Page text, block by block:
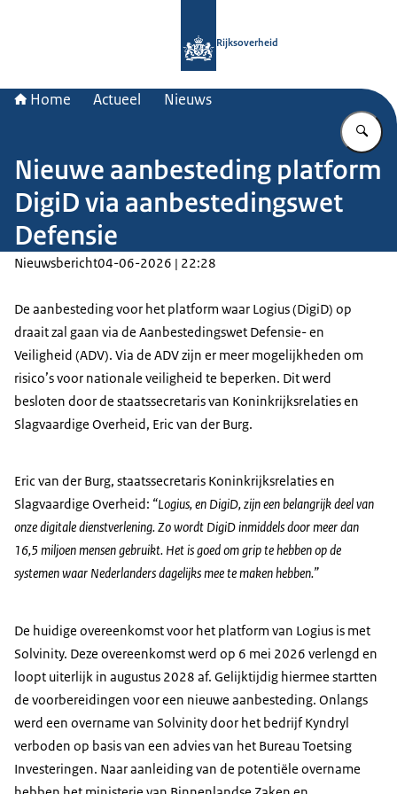
Rijksoverheid
Home Actueel Nieuws
Nieuwe aanbesteding platform
DigiD via aanbestedingswet
Defensie
Nieuwsbericht04-06-2026 | 22:28
De aanbesteding voor het platform waar Logius (DigiD) op
draait zal gaan via de Aanbestedingswet Defensie- en
Veiligheid (ADV). Via de ADV zijn er meer mogelijkheden om
risico’s voor nationale veiligheid te beperken. Dit werd
besloten door de staatssecretaris van Koninkrijksrelaties en
Slagvaardige Overheid, Eric van der Burg.
Eric van der Burg, staatssecretaris Koninkrijksrelaties en
Slagvaardige Overheid: “Logius, en DigiD, zijn een belangrijk deel van
onze digitale dienstverlening. Zo wordt DigiD inmiddels door meer dan
16,5 miljoen mensen gebruikt. Het is goed om grip te hebben op de
systemen waar Nederlanders dagelijks mee te maken hebben.”
De huidige overeenkomst voor het platform van Logius is met
Solvinity. Deze overeenkomst werd op 6 mei 2026 verlengd en
loopt uiterlijk in augustus 2028 af. Gelijktijdig hiermee startten
de voorbereidingen voor een nieuwe aanbesteding. Onlangs
werd een overname van Solvinity door het bedrijf Kyndryl
verboden op basis van een advies van het Bureau Toetsing
Investeringen. Naar aanleiding van de potentiële overname